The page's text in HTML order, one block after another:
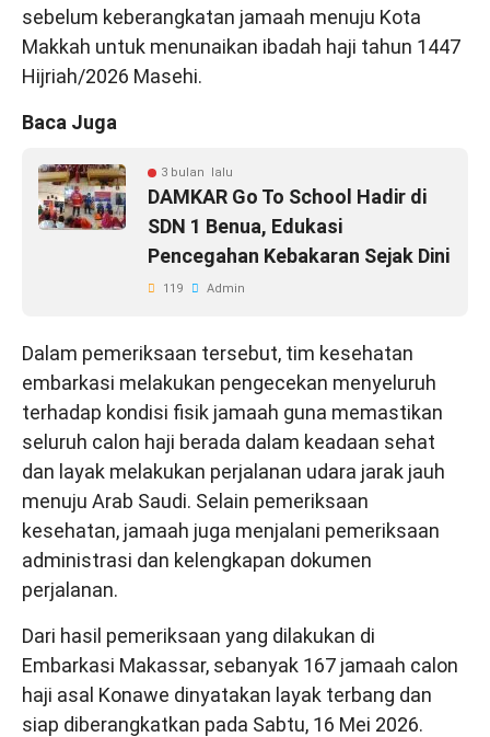
sebelum keberangkatan jamaah menuju Kota
Makkah untuk menunaikan ibadah haji tahun 1447
Hijriah/2026 Masehi.
Baca Juga
3 bulan lalu
DAMKAR Go To School Hadir di
SDN 1 Benua, Edukasi
Pencegahan Kebakaran Sejak Dini
119 Admin
Dalam pemeriksaan tersebut, tim kesehatan
embarkasi melakukan pengecekan menyeluruh
terhadap kondisi fisik jamaah guna memastikan
seluruh calon haji berada dalam keadaan sehat
dan layak melakukan perjalanan udara jarak jauh
menuju Arab Saudi. Selain pemeriksaan
kesehatan, jamaah juga menjalani pemeriksaan
administrasi dan kelengkapan dokumen
perjalanan.
Dari hasil pemeriksaan yang dilakukan di
Embarkasi Makassar, sebanyak 167 jamaah calon
haji asal Konawe dinyatakan layak terbang dan
siap diberangkatkan pada Sabtu, 16 Mei 2026.